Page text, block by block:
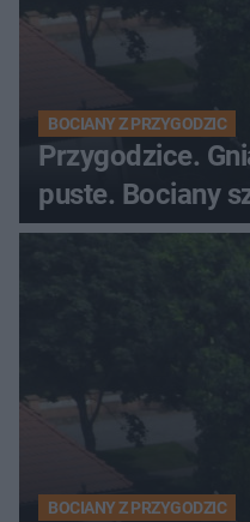
BOCIANY Z PRZYGODZIC
Przygodzice.
puste. Bociany
BOCIANY Z PRZYGODZIC